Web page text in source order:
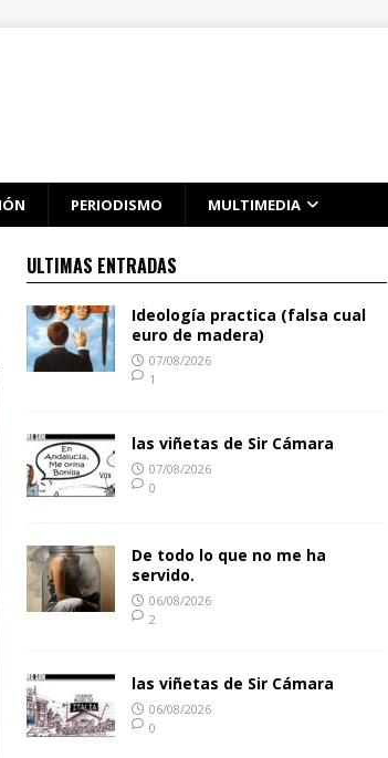
PERIODISMO MULTIMEDIA
ULTIMAS ENTRADAS
Ideología practica (falsa cual
euro de madera)
07/08/2026
1
las viñetas de Sir Cámara
07/08/2026
0
De todo lo que no me ha
servido.
06/08/2026
2
las viñetas de Sir Cámara
06/08/2026
0